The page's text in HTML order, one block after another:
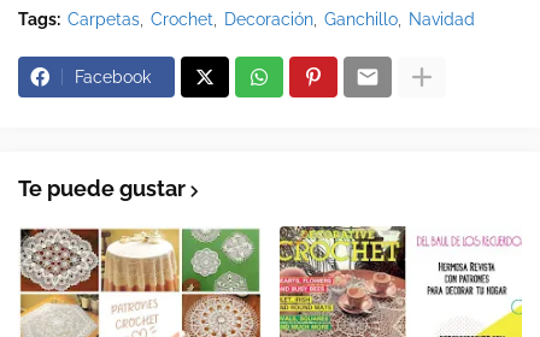
Tags: Carpetas Crochet Decoración Ganchillo Navidad
Facebook
Te puede gustar